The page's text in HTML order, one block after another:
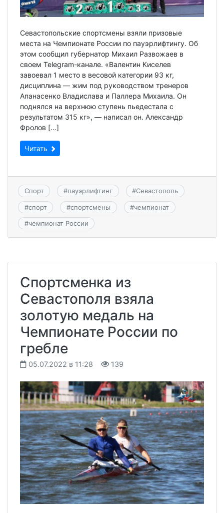
Севастопольские спортсмены взяли призовые
места на Чемпионате России по пауэрлифтингу. Об
этом сообщил губернатор Михаил Развожаев в
своем Telegram-канале. «Валентин Киселев
завоевал 1 место в весовой категории 93 кг,
дисциплина — жим под руководством тренеров
Апанасенко Владислава и Паллера Михаила. Он
поднялся на верхнюю ступень пьедестала с
результатом 315 кг», — написал он. Александр
Фролов […]
Читать
Спорт #пауэрлифтинг #Севастополь
#спорт #спортсмены #чемпионат
#чемпионат России
Спортсменка из
Севастополя взяла
золотую медаль на
Чемпионате России по
гребле
05.07.2022 в 11:28 139